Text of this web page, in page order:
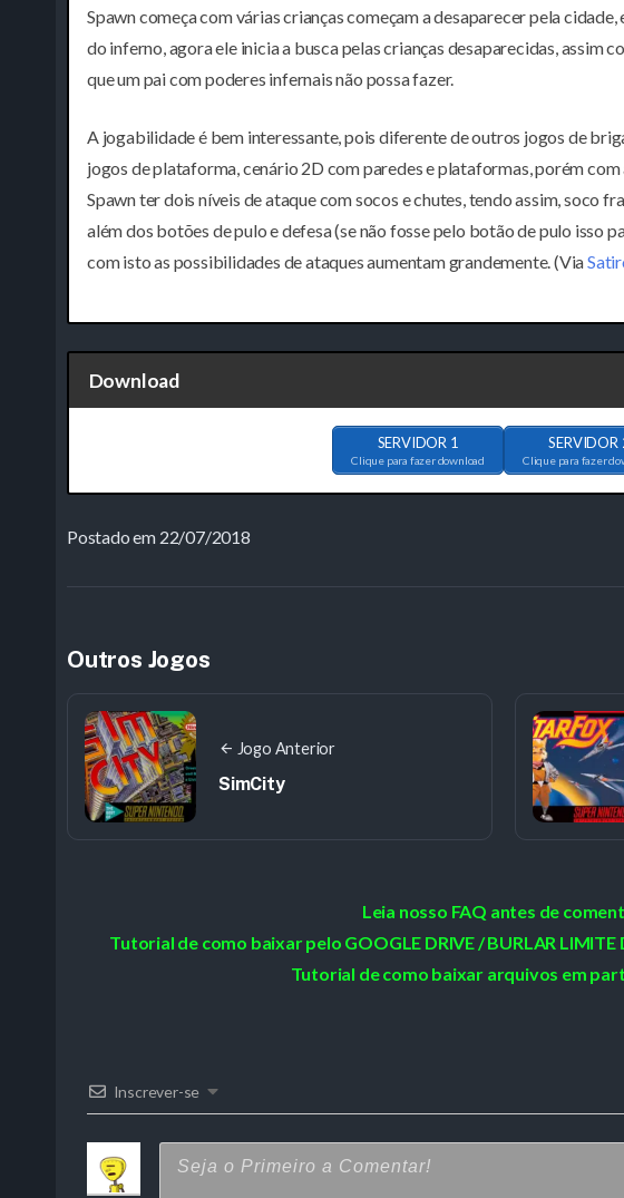
Spawn começa com várias crianças começam a desaparecer pela
do inferno, agora ele inicia a busca pelas crianças desaparecidas, assim
que um pai com poderes infernais não possa fazer.
A jogabilidade é bem interessante, pois diferente de outros jogos de
jogos de plataforma, cenário 2D com paredes e plataformas, porém
Spawn ter dois níveis de ataque com socos e chutes, tendo assim, soco
além dos botões de pulo e defesa (se não fosse pelo botão de pulo isso
com isto as possibilidades de ataques aumentam grandemente. (Via
Download
SERVIDOR 1
Clique para fazer download
SERVIDOR
Clique para fazer
Postado em 22/07/2018
Outros Jogos
Jogo Anterior
SimCity
Leia nosso FAQ antes de
Tutorial de como baixar pelo GOOGLE DRIVE / BURLAR LIMITE
Tutorial de como baixar arquivos em
Inscrever-se